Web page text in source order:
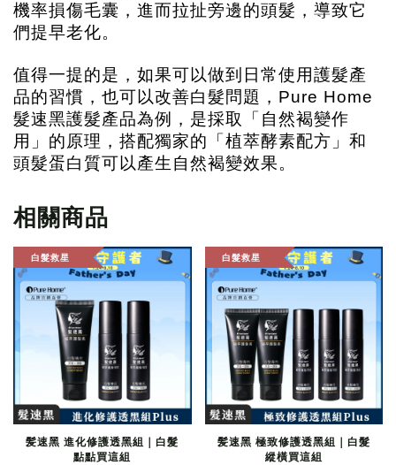
機率損傷毛囊，進而拉扯旁邊的頭髮，導致它
們提早老化。
值得一提的是，如果可以做到日常使用護髮產
品的習慣，也可以改善白髮問題，Pure Home
髮速黑護髮產品為例，是採取「自然褐變作
用」的原理，搭配獨家的「植萃酵素配方」和
頭髮蛋白質可以產生自然褐變效果。
相關商品
白髮救星
髪速黑 進化修護透黑組｜白髮
點點買這組
白髮救星
髪速黑 極致修護透黑組｜白髮
縱橫買這組